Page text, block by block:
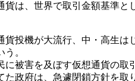
貨は、世界で取引金額基準と
投機が大流行、中・高生は
。
に被害を及ぼす仮想通貨の
た政府は、急遽閉鎖方針を取